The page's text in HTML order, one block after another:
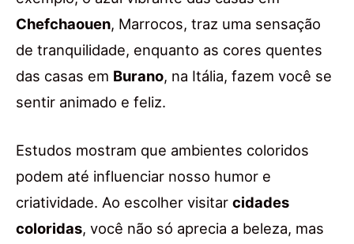
Chefchaouen, Marrocos, traz uma sensação
de tranquilidade, enquanto as cores quentes
das casas em Burano, na Itália, fazem você se
sentir animado e feliz.
Estudos mostram que ambientes coloridos
podem até influenciar nosso humor e
criatividade. Ao escolher visitar cidades
coloridas, você não só aprecia a beleza, mas